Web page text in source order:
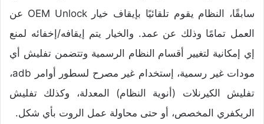
سابقًا، النظام يقوم تلقائيًا بإيقاف خيار OEM Unlock عن
العمل تمامًا وذلك عن عمد. والخيار يتم إيقافه/إخفائه لمنع
إي إمكانية لتغيير أقسام النظام الرسمية وتتضمن تفليش أي
مودات غير رسمية، إستخدام غير مصرح لسطور أوامر adb،
تفليش الكيرنلات (أنوية النظام) المعدلة، وكذلك تفليش
الريكفري المخصص، أو حتى محاولة عمل الروت بأي شكل.